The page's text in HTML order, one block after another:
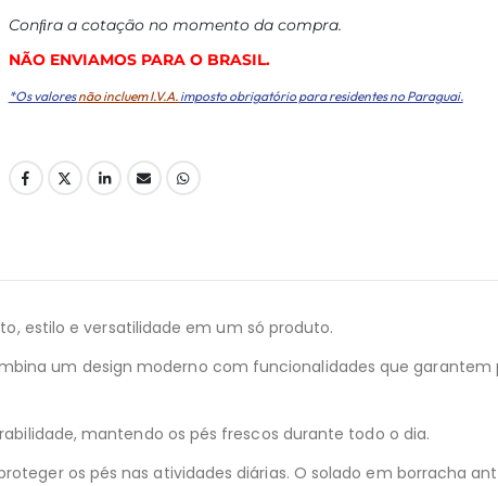
Conﬁra a cotação no momento da compra.
NÃO ENVIAMOS PARA O BRASIL.
*Os valoresnão incluem I.V.A. imposto obrigatório para residentes no Paraguai.
estilo e versatilidade em um só produto.
um design moderno com funcionalidades que
mantendo os pés frescos durante todo o dia.
os pés nas atividades diárias. O solado em borracha